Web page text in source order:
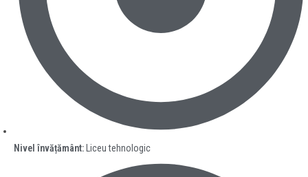
Nivel învățământ: Liceu tehnologic